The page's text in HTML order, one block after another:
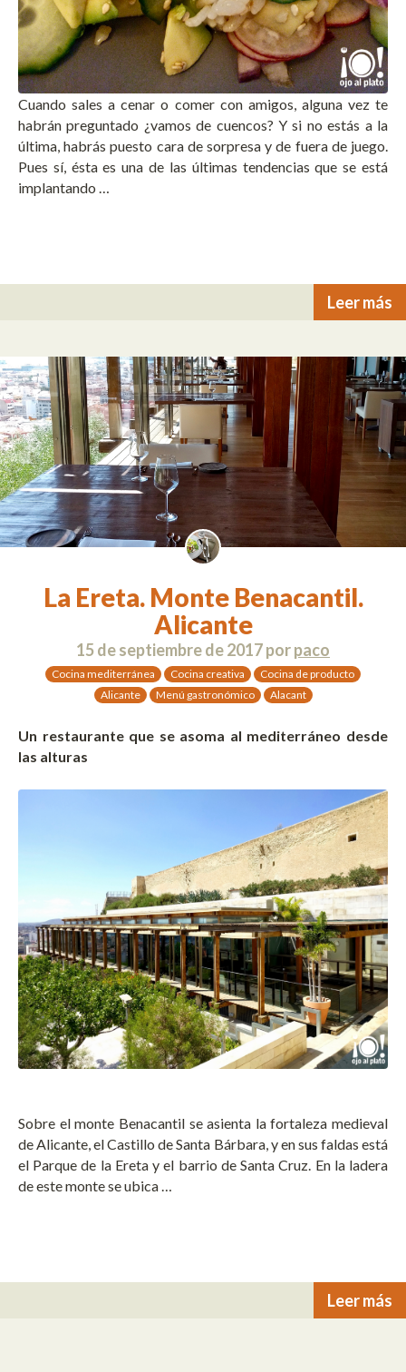
Cuando sales a cenar o comer con amigos, alguna vez te
habrán preguntado ¿vamos de cuencos? Y si no estás a la
última, habrás puesto cara de sorpresa y de fuera de juego.
Pues sí, ésta es una de las últimas tendencias que se está
implantando …
Leer más
La Ereta. Monte Benacantil.
Alicante
15 de septiembre de 2017porpaco
Cocina mediterránea Cocina creativa
Cocina de producto
Alicante
Menú gastronómico Alacant
Un restaurante que se asoma al mediterráneo desde
las alturas
Sobre el monte Benacantil se asienta la fortaleza medieval
de Alicante, el Castillo de Santa Bárbara, y en sus faldas está
el Parque de la Ereta y el barrio de Santa Cruz. En la ladera
de este monte se ubica …
Leer más